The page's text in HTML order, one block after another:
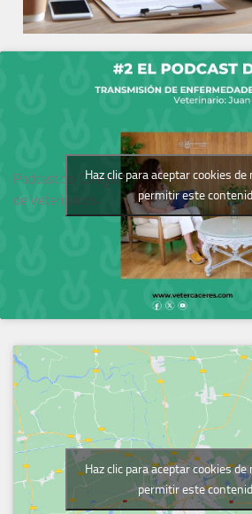
Podcast del Colegio
de Veterinarios
Haz clic para aceptar cookies
permitir este
Haz clic para aceptar cookies
permitir este